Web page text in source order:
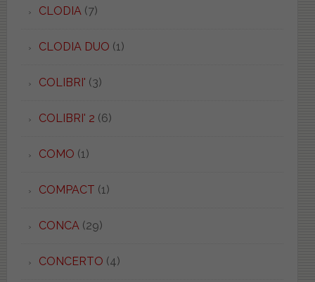
CLODIA(7)
CLODIA DUO (1)
COLIBRI' (3)
COLIBRI' 2 (6)
COMO (1)
COMPACT (1)
CONCA(29)
CONCERTO (4)